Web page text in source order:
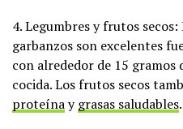
4. Legumbres y frutos
garbanzos son excelentes
con alrededor de 15
cocida. Los frutos secos
proteínaygrasas saludables.